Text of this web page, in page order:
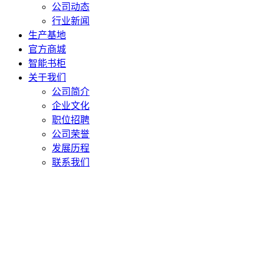
公司动态
行业新闻
生产基地
官方商城
智能书柜
关于我们
公司简介
企业文化
职位招聘
公司荣誉
发展历程
联系我们